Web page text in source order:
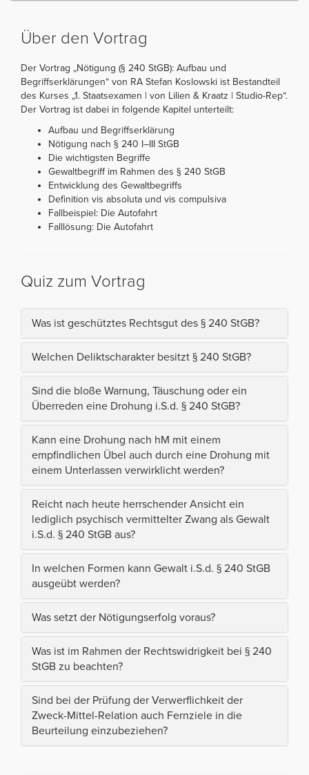
Über den Vortrag
Der Vortrag „Nötigung (§ 240 StGB): Aufbau und
Begriffserklärungen“ von RA Stefan Koslowski ist Bestandteil
des Kurses „1. Staatsexamen | von Lilien & Kraatz | Studio-Rep“.
Der Vortrag ist dabei in folgende Kapitel unterteilt:
Aufbau und Begriffserklärung
Nötigung nach § 240 I–III StGB
Die wichtigsten Begriffe
Gewaltbegriff im Rahmen des § 240 StGB
Entwicklung des Gewaltbegriffs
Definition vis absoluta und vis compulsiva
Fallbeispiel: Die Autofahrt
Falllösung: Die Autofahrt
Quiz zum Vortrag
Was ist geschütztes Rechtsgut des § 240 StGB?
Welchen Deliktscharakter besitzt § 240 StGB?
Sind die bloße Warnung, Täuschung oder ein
Überreden eine Drohung i.S.d. § 240 StGB?
Kann eine Drohung nach hM mit einem
empfindlichen Übel auch durch eine Drohung mit
einem Unterlassen verwirklicht werden?
Reicht nach heute herrschender Ansicht ein
lediglich psychisch vermittelter Zwang als Gewalt
i.S.d. § 240 StGB aus?
In welchen Formen kann Gewalt i.S.d. § 240 StGB
ausgeübt werden?
Was setzt der Nötigungserfolg voraus?
Was ist im Rahmen der Rechtswidrigkeit bei § 240
StGB zu beachten?
Sind bei der Prüfung der Verwerflichkeit der
Zweck-Mittel-Relation auch Fernziele in die
Beurteilung einzubeziehen?